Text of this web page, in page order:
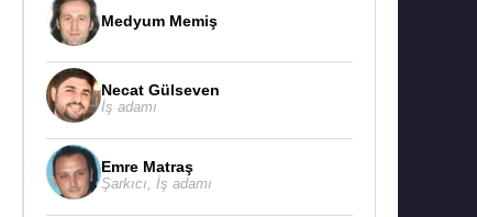
Medyum Memiş
Necat Gülseven
İş adamı
Emre Matraş
Şarkıcı İş adamı